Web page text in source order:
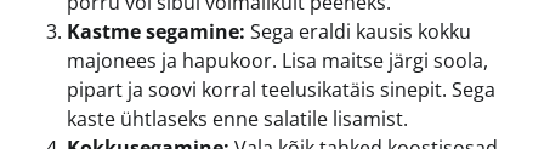
Kastme segamine: Sega eraldi kausis kokku
majonees ja hapukoor. Lisa maitse järgi soola,
pipart ja soovi korral teelusikatäis sinepit. Sega
kaste ühtlaseks enne salatile lisamist.